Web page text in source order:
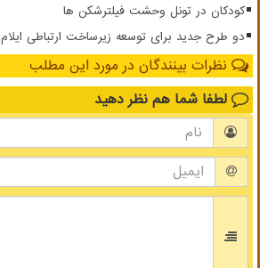
کودکان در تونل وحشت فیلترشکن ها
دو طرح جدید برای توسعه زیرساخت ارتباطی ایلام
نظرات بینندگان در مورد این مطلب
لطفا شما هم نظر دهید